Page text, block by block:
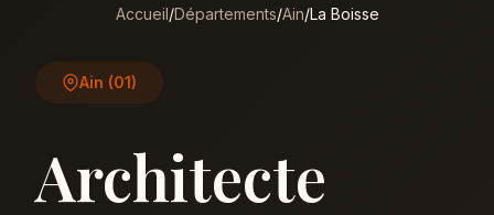
Accueil/Départements/Ain/La Boisse
Ain (01)
Architecte